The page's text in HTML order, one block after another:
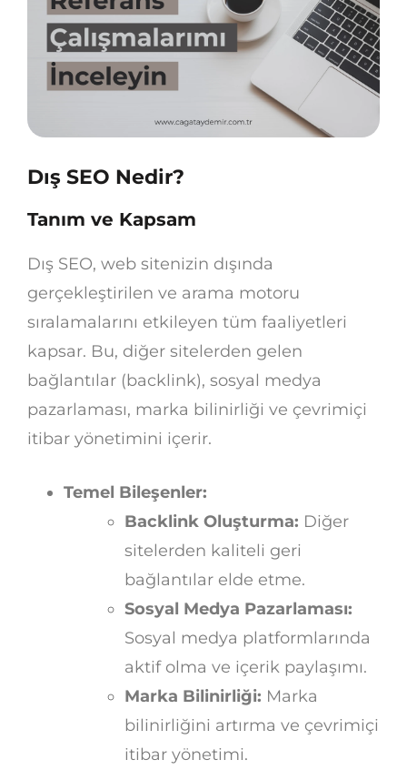
Dış SEO Nedir?
Tanım ve Kapsam
Dış SEO, web sitenizin dışında
gerçekleştirilen ve arama motoru
sıralamalarını etkileyen tüm faaliyetleri
kapsar. Bu, diğer sitelerden gelen
bağlantılar (backlink), sosyal medya
pazarlaması, marka bilinirliği ve çevrimiçi
itibar yönetimini içerir.
Temel Bileşenler:
Backlink Oluşturma: Diğer
sitelerden kaliteli geri
bağlantılar elde etme.
Sosyal Medya Pazarlaması:
Sosyal medya platformlarında
aktif olma ve içerik paylaşımı.
Marka Bilinirliği: Marka
bilinirliğini artırma ve çevrimiçi
itibar yönetimi.